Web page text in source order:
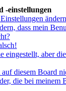
-einstellungen
dass mein
eingestellt, aber
auf diesem Board
die bei meinem